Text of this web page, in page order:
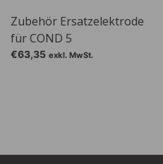
Zubehör Ersatzelektrode
für COND 5
€63,35 exkl. MwSt.